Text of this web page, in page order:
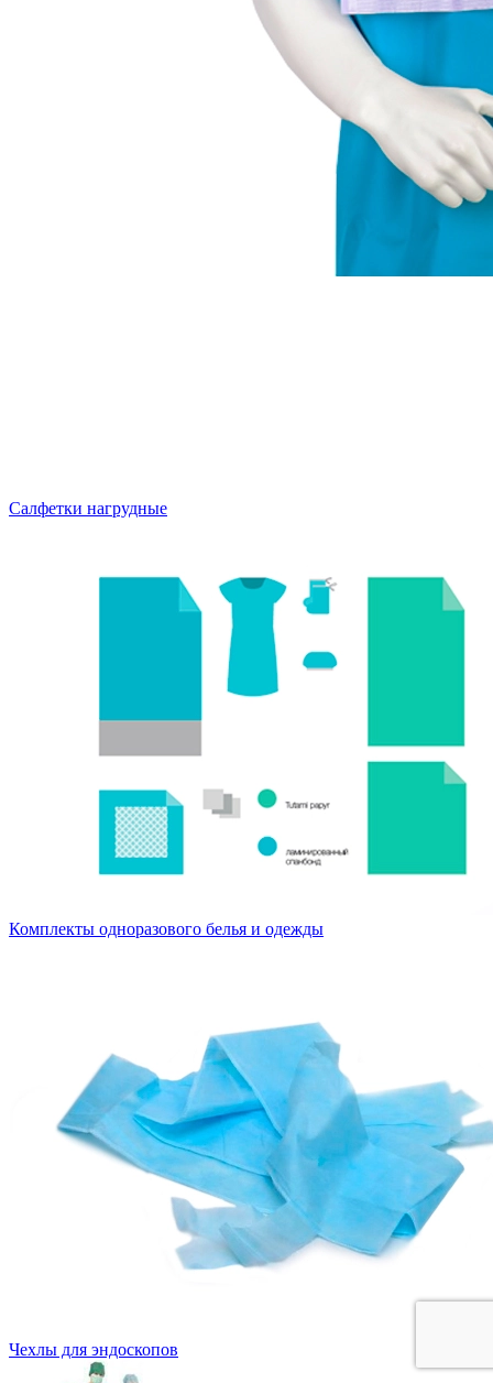
Салфетки нагрудные
Комплекты одноразового белья и одежды
Чехлы для эндоскопов